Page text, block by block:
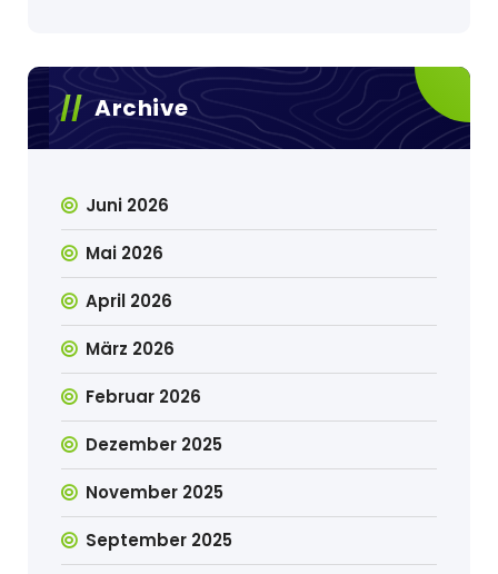
Archive
Juni 2026
Mai 2026
April 2026
März 2026
Februar 2026
Dezember 2025
November 2025
September 2025